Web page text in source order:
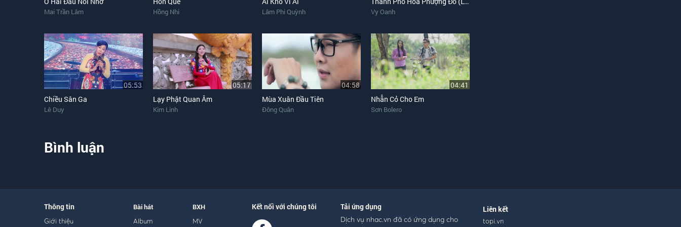
Mai Trần Lâm Hồng Nhi Lâm Phi Quỳnh Vy Oanh
05:53
Chiều Sân Ga
Lê Duy
05:17
Lạy Phật Quan Âm
Kim Linh
04:58
Mùa Xuân Đầu Tiên
Đông Quân
04:41
Nhẫn Cỏ Cho Em
Sơn Bolero
Bình luận
Thông tin
Giới thiệu
Bài hát
Album
BXH
MV
Kết nối với chúng tôi Tải ứng dụng
Dịch vụ nhac.vn đã có ứng dụng cho
Liên kết
topi.vn